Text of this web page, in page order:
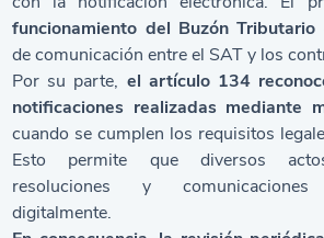
funcionamiento del Buzón Tributario
de comunicación entre el SAT y los
Por su parte, el artículo 134
notificaciones realizadas mediante
cuando se cumplen los requisitos
Esto permite que diversos
resoluciones y
digitalmente.